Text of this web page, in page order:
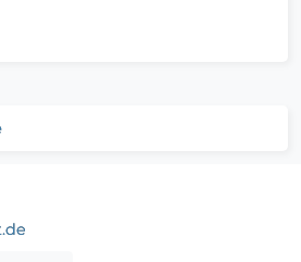
4.80, Distanz zur